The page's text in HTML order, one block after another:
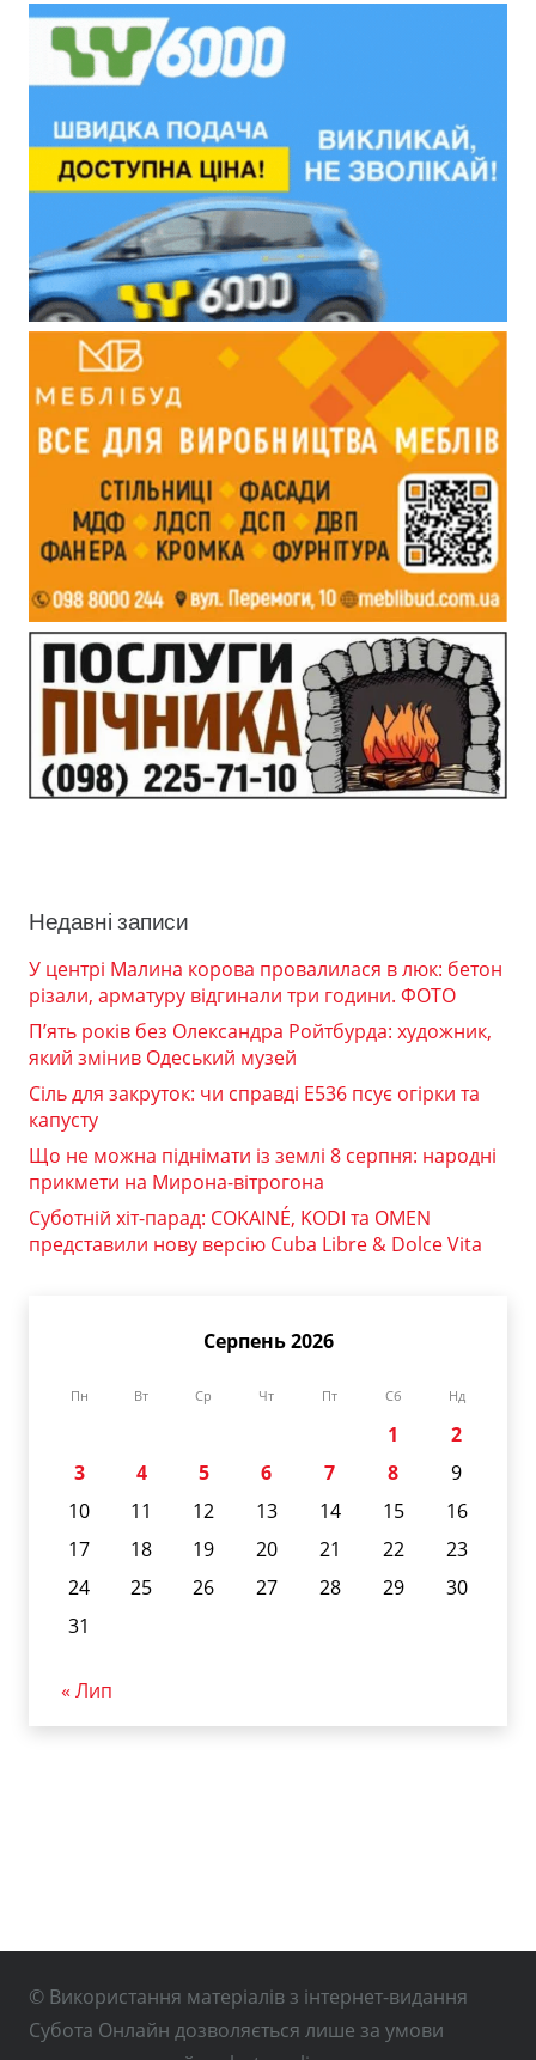
Недавні записи
У центрі Малина корова провалилася в люк: бетон
різали, арматуру відгинали три години. ФОТО
П’ять років без Олександра Ройтбурда: художник,
який змінив Одеський музей
Сіль для закруток: чи справді Е536 псує огірки та
капусту
Що не можна піднімати із землі 8 серпня: народні
прикмети на Мирона-вітрогона
Суботній хіт-парад: COKAINÉ, KODI та OMEN
представили нову версію Cuba Libre & Dolce Vita
Серпень 2026
Пн Вт Ср Чт Пт Сб Нд
1
2
3
4 5 6 7 8
9
10
11 12 13 14 15
16
17
18 19 20 21 22
23
24
25 26 27 28 29
30
31
« Лип
© Використання матеріалів з інтернет-видання
Субота Онлайн дозволяється лише за умови